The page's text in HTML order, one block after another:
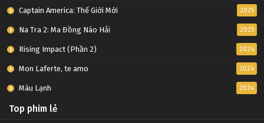
Captain America: Thế Giới Mới 2025
Na Tra 2: Ma Đồng Náo Hải 2025
Rising Impact (Phần 2) 2024
Mon Laferte, te amo 2024
Máu Lạnh 2024
Top phim lẻ